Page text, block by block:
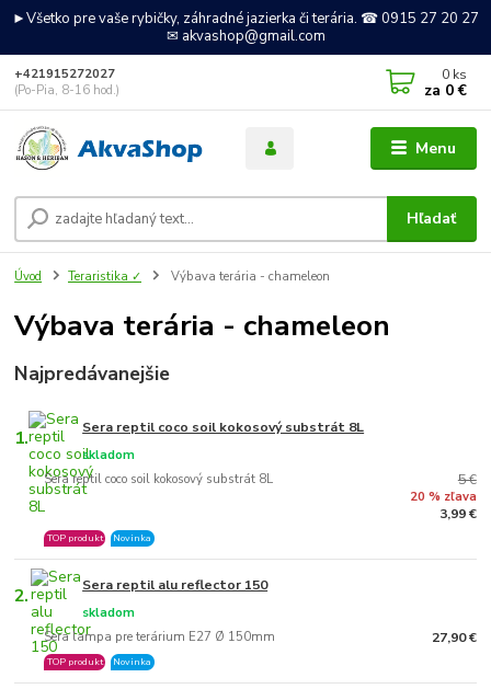
►Všetko pre vaše rybičky, záhradné jazierka či terária. ☎ 0915 27 20 27
✉ akvashop@gmail.com
Menu
Hľadať
+421915272027
(Po-Pia, 8-16 hod.)
0 ks
za 0 €
Úvod Teraristika ✓ Výbava terária - chameleon
Výbava terária - chameleon
Najpredávanejšie
1. Sera reptil coco soil kokosový substrát 8L
Sera reptil coco soil kokosový substrát 8L
skladom
TOP produkt Novinka
5 €
20 % zľava
3,99 €
2. Sera reptil alu reflector 150
Sera lampa pre terárium E27 Ø 150mm
skladom
TOP produkt Novinka
27,90 €